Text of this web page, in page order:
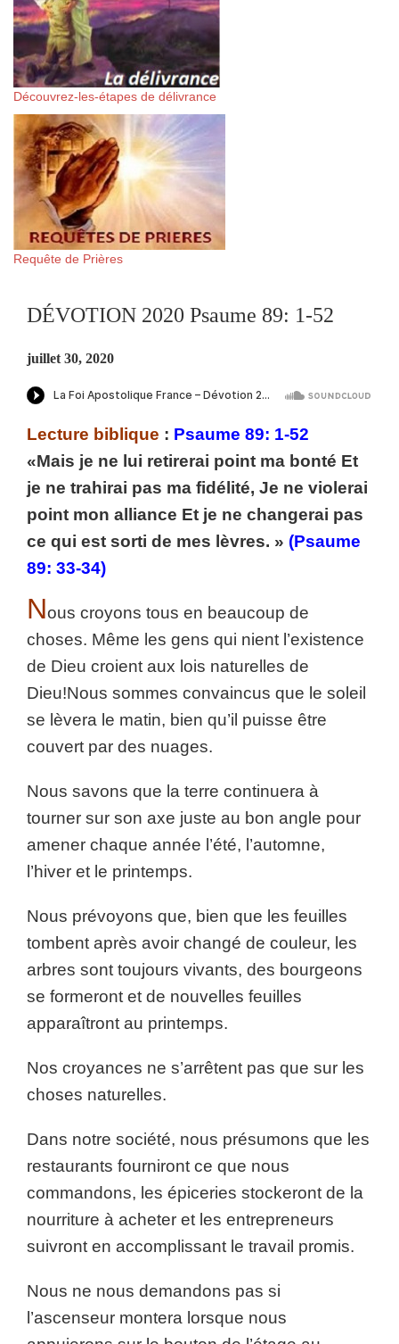
Découvrez-les-étapes de délivrance
Requête de Prières
DÉVOTION 2020 Psaume 89: 1-52
juillet 30, 2020
Lecture biblique : Psaume 89: 1-52
«Mais je ne lui retirerai point ma bonté Et
je ne trahirai pas ma fidélité, Je ne violerai
point mon alliance Et je ne changerai pas
ce qui est sorti de mes lèvres. » (Psaume
89: 33-34)
Nous croyons tous en beaucoup de
choses. Même les gens qui nient l’existence
de Dieu croient aux lois naturelles de
Dieu!Nous sommes convaincus que le soleil
se lèvera le matin, bien qu’il puisse être
couvert par des nuages.
Nous savons que la terre continuera à
tourner sur son axe juste au bon angle pour
amener chaque année l’été, l’automne,
l’hiver et le printemps.
Nous prévoyons que, bien que les feuilles
tombent après avoir changé de couleur, les
arbres sont toujours vivants, des bourgeons
se formeront et de nouvelles feuilles
apparaîtront au printemps.
Nos croyances ne s’arrêtent pas que sur les
choses naturelles.
Dans notre société, nous présumons que les
restaurants fourniront ce que nous
commandons, les épiceries stockeront de la
nourriture à acheter et les entrepreneurs
suivront en accomplissant le travail promis.
Nous ne nous demandons pas si
l’ascenseur montera lorsque nous